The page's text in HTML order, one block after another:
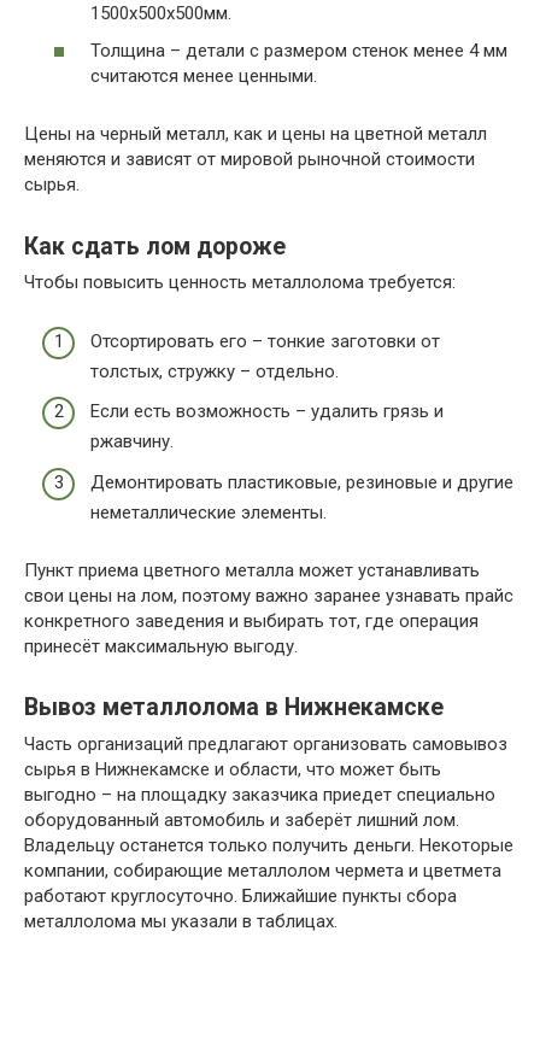
1500х500х500мм.
Толщина – детали с размером стенок менее 4 мм
считаются менее ценными.
Цены на черный металл, как и цены на цветной металл
меняются и зависят от мировой рыночной стоимости
сырья.
Как сдать лом дороже
Чтобы повысить ценность металлолома требуется:
Отсортировать его – тонкие заготовки от
толстых, стружку – отдельно.
Если есть возможность – удалить грязь и
ржавчину.
Демонтировать пластиковые, резиновые и другие
неметаллические элементы.
Пункт приема цветного металла может устанавливать
свои цены на лом, поэтому важно заранее узнавать прайс
конкретного заведения и выбирать тот, где операция
принесёт максимальную выгоду.
Вывоз металлолома в Нижнекамске
Часть организаций предлагают организовать самовывоз
сырья в Нижнекамске и области, что может быть
выгодно – на площадку заказчика приедет специально
оборудованный автомобиль и заберёт лишний лом.
Владельцу останется только получить деньги. Некоторые
компании, собирающие металлолом чермета и цветмета
работают круглосуточно. Ближайшие пункты сбора
металлолома мы указали в таблицах.